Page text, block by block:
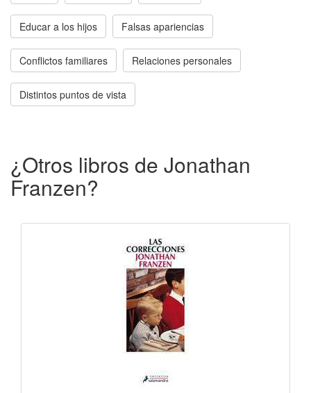
Educar a los hijos Falsas apariencias
Conflictos familiares Relaciones personales
Distintos puntos de vista
¿Otros libros de Jonathan
Franzen?